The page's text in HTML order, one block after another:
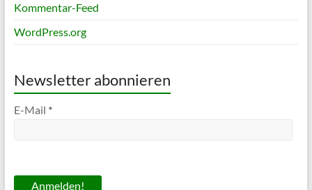
Kommentar-Feed
WordPress.org
Newsletter abonnieren
E-Mail *